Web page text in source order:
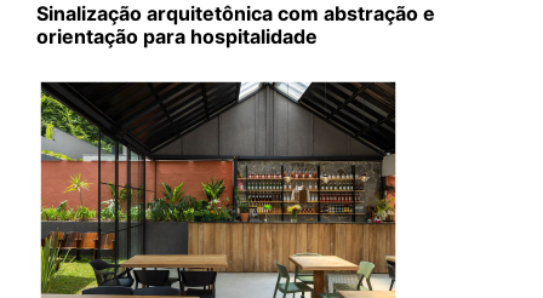
Sinalização arquitetônica com abstração e
orientação para hospitalidade